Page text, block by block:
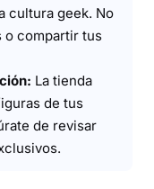
cultura geek. No
o compartir tus
La tienda
de tus
de revisar